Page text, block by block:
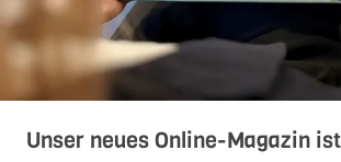
Unser neues Online-Magazin